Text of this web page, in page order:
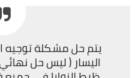
يتم حل مشكلة توجيه
اليسار ( ليس حل